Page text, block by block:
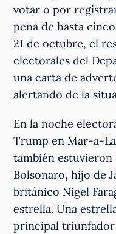
votar o por
pena de hasta
21 de octubre, el
electorales del
una carta de
alertando de la
En la noche
Trump en Mar-a-
también estuvieron
Bolsonaro, hijo de
británico Nigel
estrella. Una
principal triunfador